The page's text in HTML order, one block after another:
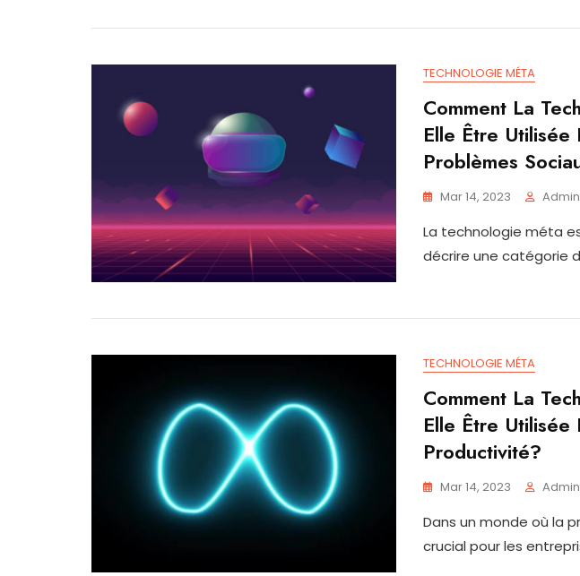
TECHNOLOGIE MÉTA
Comment La
Elle Être Utilisée
Problèmes
Mar 14, 2023 Admin
La technologie méta
décrire une catégorie
TECHNOLOGIE MÉTA
Comment La
Elle Être
Productivité?
Mar 14, 2023 Admin
Dans un monde où la
crucial pour les